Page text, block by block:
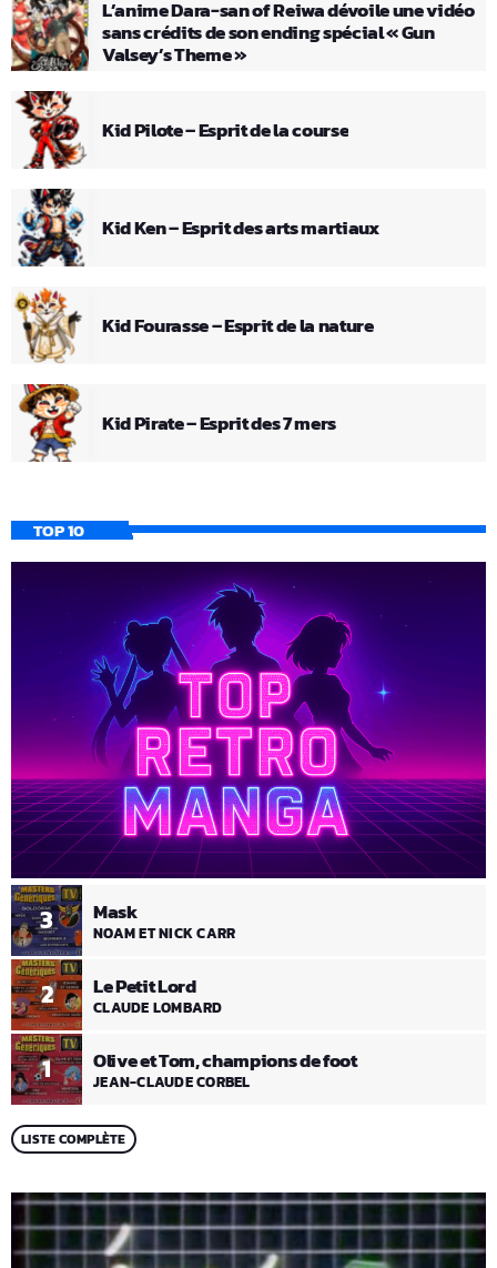
L’anime Dara-san of Reiwa dévoile une vidéo
sans crédits de son ending spécial « Gun
Valsey’s Theme »
Kid Pilote – Esprit de la course
Kid Ken – Esprit des arts martiaux
Kid Fourasse – Esprit de la nature
Kid Pirate – Esprit des 7 mers
TOP 10
1 Olive et Tom, champions de foot
JEAN-CLAUDE CORBEL
2 Le Petit Lord
CLAUDE LOMBARD
3 Mask
NOAM ET NICK CARR
LISTE COMPLÈTE